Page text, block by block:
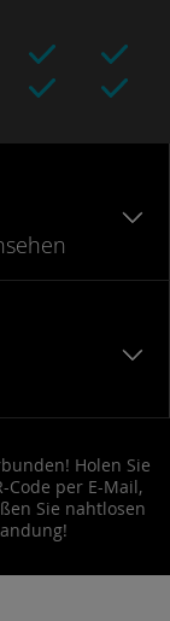
Holen Sie
Code per E-Mail,
Sie nahtlosen